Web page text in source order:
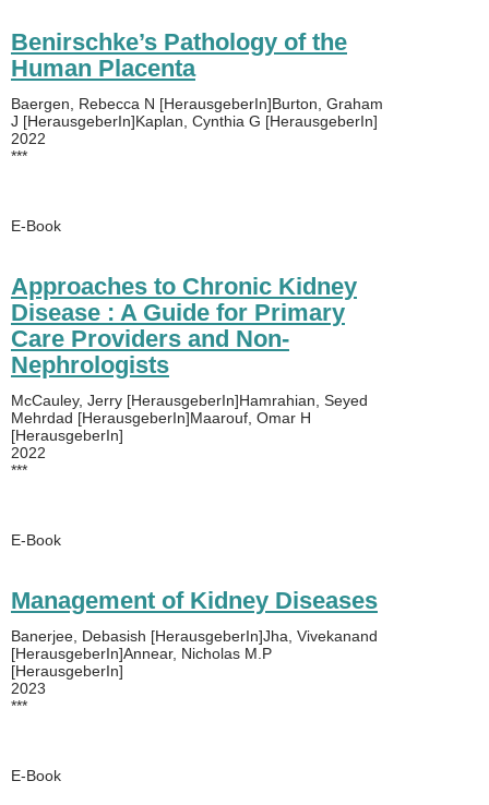
Benirschke’s Pathology of the
Human Placenta
Baergen, Rebecca N [HerausgeberIn]Burton, Graham
J [HerausgeberIn]Kaplan, Cynthia G [HerausgeberIn]
2022
***
E-Book
Approaches to Chronic Kidney
Disease : A Guide for Primary
Care Providers and Non-
Nephrologists
McCauley, Jerry [HerausgeberIn]Hamrahian, Seyed
Mehrdad [HerausgeberIn]Maarouf, Omar H
[HerausgeberIn]
2022
***
E-Book
Management of Kidney Diseases
Banerjee, Debasish [HerausgeberIn]Jha, Vivekanand
[HerausgeberIn]Annear, Nicholas M.P
[HerausgeberIn]
2023
***
E-Book